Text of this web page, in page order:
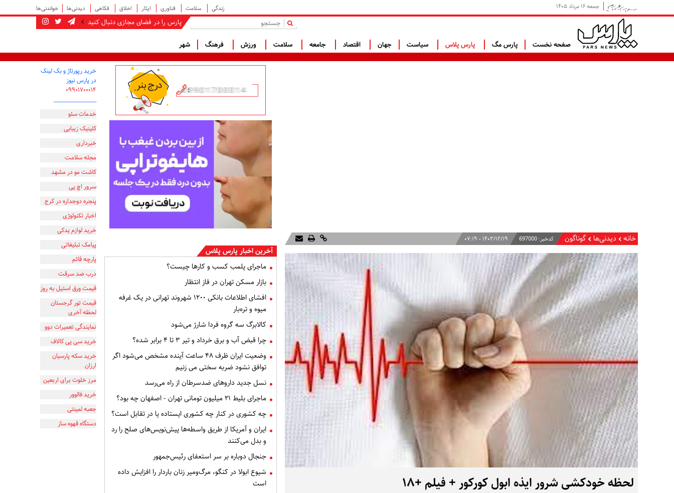
جمعه ۱۶ مرداد ۱۴۰۵ زندگی سلامت فناوری ایثار اخلاق فکاهی دیدنی‌ها خواندنی‌ها
پارس را در فضای مجازی دنبال کنید |
صفحه نخست پارس مگ پارس پلاس سیاست جهان اقتصاد جامعه سلامت ورزش فرهنگ شهر
خانه دیدنی‌ها گوناگون کدخبر: 697000 ۱۴۰۳/۱۲/۱۹ - ۰۷:۱۹
لحظه خودکشی شرور ایذه ابول کورکور + فیلم +۱۸
آخرین اخبار پارس پلاس
ماجرای پلمب کسب و کارها چیست؟
بازار مسکن تهران در فاز انتظار
افشای اطلاعات بانکی ۱۲۰۰ شهروند تهرانی در یک غرفه
میوه و تره‌بار
کالابرگ سه گروه فردا شارژ می‌شود
چرا قبض آب و برق خرداد و تیر ۳ تا ۴ برابر شده؟
وضعیت ایران ظرف ۴۸ ساعت آینده مشخص می‌شود اگر
توافق نشود ضربه سختی می زنیم
نسل جدید داروهای ضدسرطان از راه می‌رسد
ماجرای بلیط ۲۱ میلیون تومانی تهران - اصفهان چه بود؟
چه کشوری در کنار چه کشوری ایستاده یا در تقابل است؟
ایران و آمریکا از طریق واسطه‌ها پیش‌نویس‌های صلح را رد
و بدل می‌کنند
جنجال دوباره بر سر استعفای رئیس‌جمهور
شیوع ابولا در کنگو، مرگ‌ومیر زنان باردار را افزایش داده
است
خرید رپورتاژ و بک لینک
در پارس نیوز
۰۹۹۰۱۷۰۰۰۱۴
_________________
خدمات سئو
کلینیک زیبایی
خبرداری
مجله سلامت
کاشت مو در مشهد
سرور اچ پی
پنجره دوجداره در کرج
اخبار تکنولوژی
خرید لوازم یدکی
پیامک تبلیغاتی
پارچه قائم
درب ضد سرقت
قیمت ورق استیل به روز
قیمت تور گرجستان
لحظه آخری
نمایندگی تعمیرات دوو
خرید سی پی کالاف
خرید سکه پارسیان
ارزان
مرز خلوت برای اربعین
خرید فالوور
جعبه لمینتی
دستگاه قهوه ساز